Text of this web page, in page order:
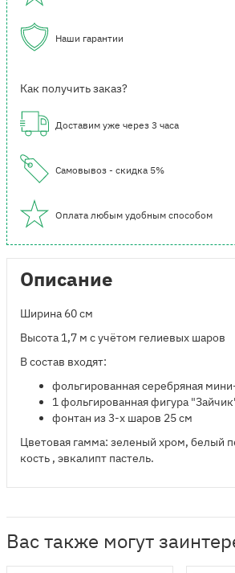
Наши гарантии
Как получить заказ?
Доставим уже через 3 часа
Самовывоз - скидка 5%
Оплата любым удобным способом
Описание
Ширина 60 см
Высота 1,7 м с учётом гелиевых шаров
В состав входят:
фольгированная серебряная
1 фольгированная фигура
фонтан из 3-х шаров 25 см
Цветовая гамма: зеленый хром, белый
кость , эвкалипт пастель.
Вас также могут